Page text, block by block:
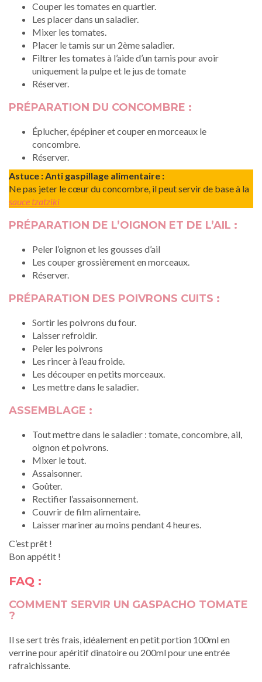
Couper les tomates en quartier.
Les placer dans un saladier.
Mixer les tomates.
Placer le tamis sur un 2ème saladier.
Filtrer les tomates à l’aide d’un tamis pour avoir
uniquement la pulpe et le jus de tomate
Réserver.
PRÉPARATION DU CONCOMBRE :
Éplucher, épépiner et couper en morceaux le
concombre.
Réserver.
Astuce : Anti gaspillage alimentaire :
Ne pas jeter le cœur du concombre, il peut servir de base à la
sauce tzatziki
PRÉPARATION DE L’OIGNON ET DE L’AIL :
Peler l’oignon et les gousses d’ail
Les couper grossièrement en morceaux.
Réserver.
PRÉPARATION DES POIVRONS CUITS :
Sortir les poivrons du four.
Laisser refroidir.
Peler les poivrons
Les rincer à l’eau froide.
Les découper en petits morceaux.
Les mettre dans le saladier.
ASSEMBLAGE :
Tout mettre dans le saladier : tomate, concombre, ail,
oignon et poivrons.
Mixer le tout.
Assaisonner.
Goûter.
Rectifier l’assaisonnement.
Couvrir de film alimentaire.
Laisser mariner au moins pendant 4 heures.
C’est prêt !
Bon appétit !
FAQ :
COMMENT SERVIR UN GASPACHO TOMATE
?
Il se sert très frais, idéalement en petit portion 100ml en
verrine pour apéritif dinatoire ou 200ml pour une entrée
rafraichissante.